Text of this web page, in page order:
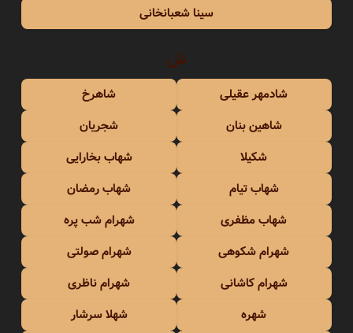
سینا شعبانخانی
ش
شادمهر عقیلی
شاهرخ
شاهین بنان
شجریان
شکیلا
شهاب بخارایی
شهاب تیام
شهاب رمضان
شهاب مظفری
شهرام شب پره
شهرام شکوهی
شهرام صولتی
شهرام کاشانی
شهرام ناظری
شهره
شهلا سرشار